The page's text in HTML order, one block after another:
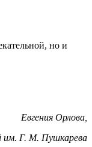
но и
Евгения Орлова,
им. Г. М. Пушкарева